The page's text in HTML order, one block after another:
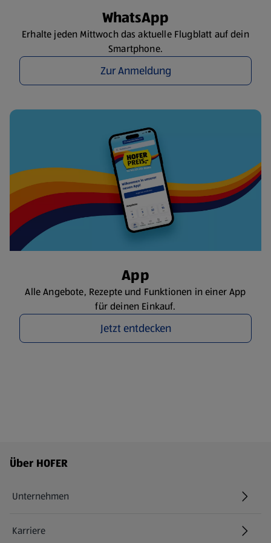
WhatsApp
Erhalte jeden Mittwoch das aktuelle Flugblatt auf dein
Smartphone.
Zur Anmeldung
App
Alle Angebote, Rezepte und Funktionen in einer App
für deinen Einkauf.
Jetzt entdecken
Fußzeilenmenü - weitere Links
Über HOFER
Unternehmen
Karriere
(öffnet in einem neuen Tab)